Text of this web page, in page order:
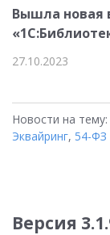
Вышла новая
27.10.2023
Новости на тему:
Эквайринг, 54-ФЗ
Версия